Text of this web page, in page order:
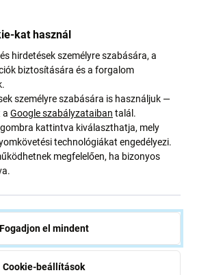
fel van fújva
lemerül
tölthető 100%-ra
jelzi megfelelően az akkumulátor
gyártója (Samsung)
a lehető legmagasabb minőségű a
megegyezik a gyárilag a
kat használ
hirdetések személyre szabására, a
biztosítására és a forgalom
személyre szabására is használjuk —
a Google szabályzataiban talál.
kattintva kiválaszthatja, mely
technológiákat engedélyezi.
megfelelően, ha bizonyos
Fogadjon el mindent
Cookie-beállítások